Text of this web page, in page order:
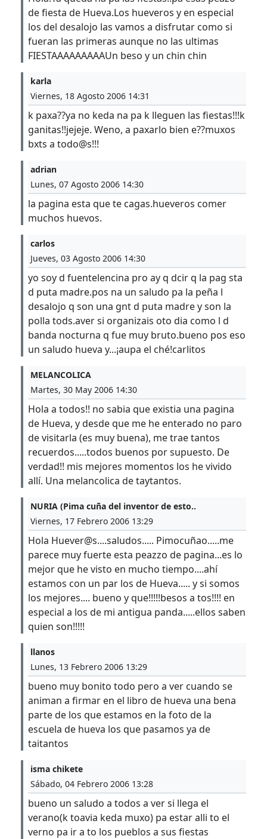
de fiesta de Hueva.Los hueveros y en especial
los del desalojo las vamos a disfrutar como si
fueran las primeras aunque no las ultimas
FIESTAAAAAAAAAUn beso y un chin chin
karla
Viernes, 18 Agosto 2006 14:31
k paxa??ya no keda na pa k lleguen las fiestas!!!k
ganitas!!jejeje. Weno, a paxarlo bien e??muxos
bxts a todo@s!!!
adrian
Lunes, 07 Agosto 2006 14:30
la pagina esta que te cagas.hueveros comer
muchos huevos.
carlos
Jueves, 03 Agosto 2006 14:30
yo soy d fuentelencina pro ay q dcir q la pag sta
d puta madre.pos na un saludo pa la peña l
desalojo q son una gnt d puta madre y son la
polla tods.aver si organizais oto dia como l d
banda nocturna q fue muy bruto.bueno pos eso
un saludo hueva y...¡aupa el ché!carlitos
MELANCOLICA
Martes, 30 May 2006 14:30
Hola a todos!! no sabia que existia una pagina
de Hueva, y desde que me he enterado no paro
de visitarla (es muy buena), me trae tantos
recuerdos.....todos buenos por supuesto. De
verdad!! mis mejores momentos los he vivido
allí. Una melancolica de taytantos.
NURIA (Pima cuña del inventor de esto..
Viernes, 17 Febrero 2006 13:29
Hola Huever@s....saludos..... Pimocuñao.....me
parece muy fuerte esta peazzo de pagina...es lo
mejor que he visto en mucho tiempo....ahí
estamos con un par los de Hueva..... y si somos
los mejores.... bueno y que!!!!!besos a tos!!!! en
especial a los de mi antigua panda.....ellos saben
quien son!!!!!
llanos
Lunes, 13 Febrero 2006 13:29
bueno muy bonito todo pero a ver cuando se
animan a firmar en el libro de hueva una bena
parte de los que estamos en la foto de la
escuela de hueva los que pasamos ya de
taitantos
isma chikete
Sábado, 04 Febrero 2006 13:28
bueno un saludo a todos a ver si llega el
verano(k toavia keda muxo) pa estar alli to el
verno pa ir a to los pueblos a sus fiestas